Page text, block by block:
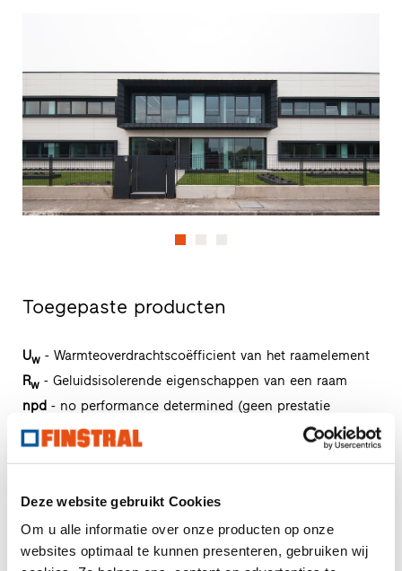
Deze website gebruikt Cookies
Om u alle informatie over onze producten op onze
websites optimaal te kunnen presenteren, gebruiken wij
Toegepaste producten
Uw- Warmteoverdrachtscoëfficient van het raamelement
Rw- Geluidsisolerende eigenschappen van een raam
npd- no performance determined (geen prestatie
vastgesteld)
FIN-Vista Raamwand
Aluminium-Kunststof